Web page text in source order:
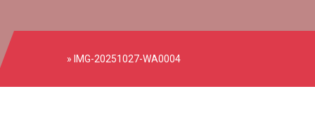
» IMG-20251027-WA0004